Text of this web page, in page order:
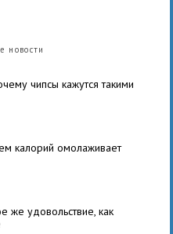
новости
чипсы кажутся такими
калорий омолаживает
же удовольствие, как